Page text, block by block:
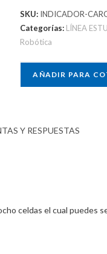
SKU: INDICADOR-
Categorías: LÍNEA
Robótica
AÑADIR PARA
Y RESPUESTAS
celdas el cual puedes